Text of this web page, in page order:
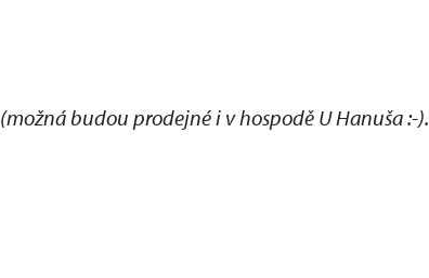
(možná budou prodejné i v hospodě U Hanuša :-).